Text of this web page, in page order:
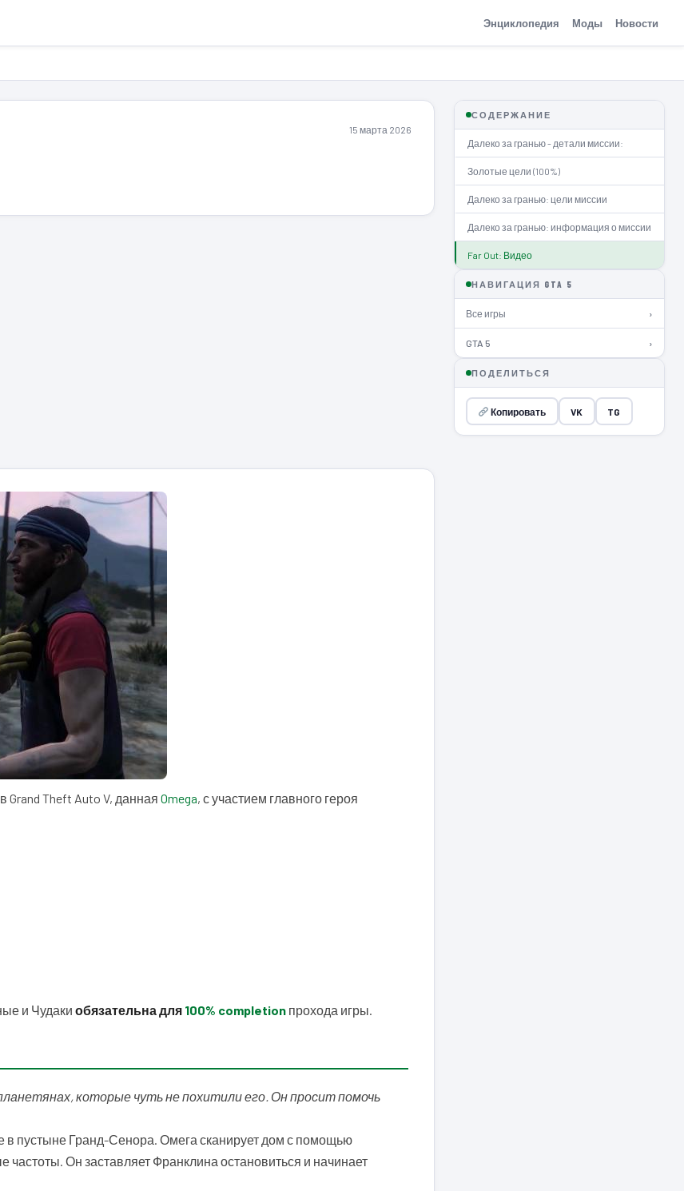
Энциклопедия Моды Новости
15 марта 2026
Grand Theft Auto V, данная Omega, с участием главного героя
и Чудаки обязательна для 100% completion прохода игры.
которые чуть не похитили его. Он просит помочь
в пустыне Гранд-Сенора. Омега сканирует дом с помощью
Он заставляет Франклина остановиться и начинает
СОДЕРЖАНИЕ
Далеко за гранью - детали миссии:
Золотые цели (100%)
Далеко за гранью: цели миссии
Далеко за гранью: информация о миссии
Far Out: Видео
НАВИГАЦИЯ GTA 5
Все игры ›
GTA 5 ›
ПОДЕЛИТЬСЯ
Копировать VK TG